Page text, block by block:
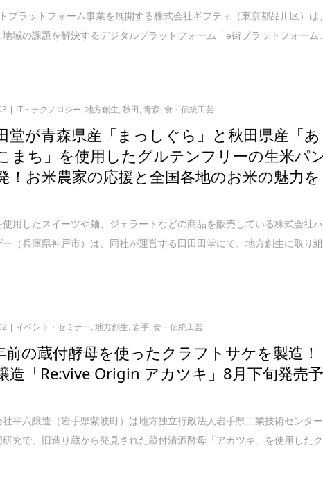
プラットフォーム事業を展開する株式会社ギフティ（東京都品川区）は
地域の課題を解決するデジタルプラットフォーム「e街プラットフォーム
IT・テクノロジー,地方創生,秋田 ,青森,食・伝統工芸
堂が青森県産「まっしぐら」と秋田県産「あ
まち」を使用したグルテンフリーの生米パ
！お米農家の応援と全国各地のお米の魅力を
用したスイーツや麺、ジェラートなどの商品を販売している株式会社ハ
ー（兵庫県神戸市）は、同社が運営する田田田堂にて、地方創生に取り組
イベント・セミナー,地方創生,岩手,食・伝統工芸
前の蔵付酵母を使ったクラフトサケを製造！
造「Re:vive Origin アカツキ」8月下旬発売
平六醸造（岩手県紫波町）は地方独立行政法人岩手県工業技術センター
研究で、旧造り蔵から発見された蔵付清酒酵母「アカツキ」を使用したク